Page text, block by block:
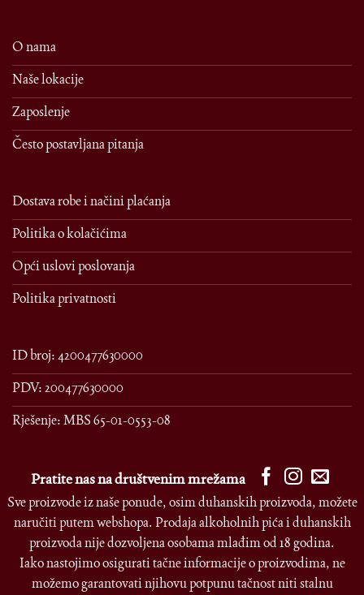
O nama
Naše lokacije
Zaposlenje
Često postavljana pitanja
Dostava robe i načini plaćanja
Politika o kolačićima
Opći uslovi poslovanja
Politika privatnosti
ID broj: 4200477630000
PDV: 200477630000
Rješenje: MBS 65-01-0553-08
Pratite nas na društvenim mrežama
Sve proizvode iz naše ponude, osim duhanskih proizvoda, možete
naručiti putem webshopa. Prodaja alkoholnih pića i duhanskih
proizvoda nije dozvoljena osobama mlađim od 18 godina.
Iako nastojimo osigurati tačne informacije o proizvodima, ne
možemo garantovati njihovu potpunu tačnost niti stalnu